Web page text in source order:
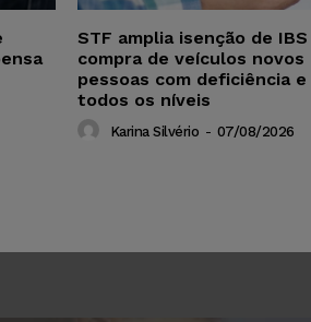
STF amplia isenção de
compra de veículos novos
pessoas com deficiência
todos os níveis
Karina Silvério - 07/08/2026